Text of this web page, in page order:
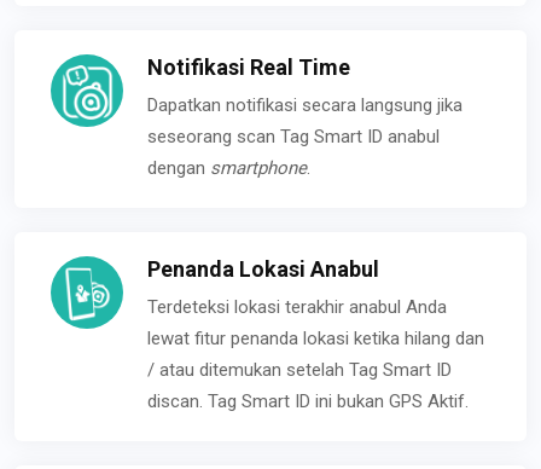
Notifikasi Real Time
Dapatkan notifikasi secara langsung jika
seseorang scan Tag Smart ID anabul
dengan smartphone.
Penanda Lokasi Anabul
Terdeteksi lokasi terakhir anabul Anda
lewat fitur penanda lokasi ketika hilang dan
/ atau ditemukan setelah Tag Smart ID
discan. Tag Smart ID ini bukan GPS Aktif.